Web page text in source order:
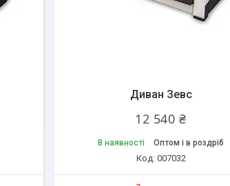
Диван Зевс
12 540 ₴
В наявності Оптом і в роздріб
007032